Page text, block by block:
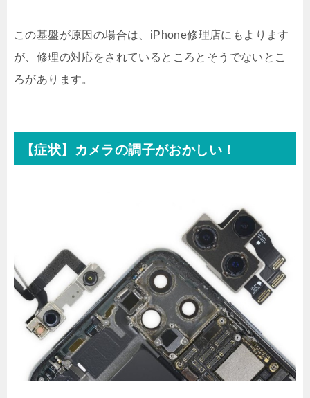
この基盤が原因の場合は、iPhone修理店にもよります
が、修理の対応をされているところとそうでないとこ
ろがあります。
【症状】カメラの調子がおかしい！